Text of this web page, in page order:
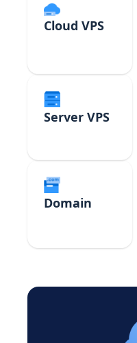
Cloud VPS
Server VPS
Domain